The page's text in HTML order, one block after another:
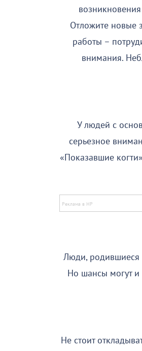
Отложите новые
работы –
внимания.
У людей с
серьезное
«Показавшие
Люди, родившиеся
Но шансы могут и
Не стоит